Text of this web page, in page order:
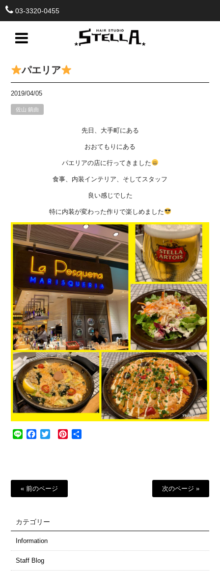
03-3320-0455
パエリア
2019/04/05
佐山 鎮由
先日、大手町にある
おおてもりにある
パエリアの店に行ってきました
食事、内装インテリア、そしてスタッフ
良い感じでした
特に内装が変わった作りで楽しめました
Line Facebook
Twitter Pinterest
« 前のページ 次のページ »
カテゴリー
Information
Staff Blog